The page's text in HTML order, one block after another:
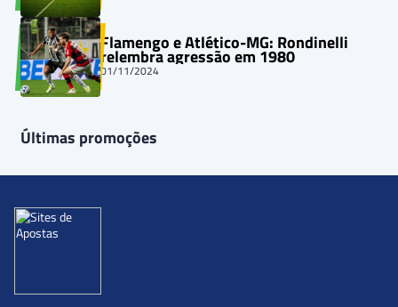
Flamengo e Atlético-MG: Rondinelli
relembra agressão em 1980
01/11/2024
Últimas promoções